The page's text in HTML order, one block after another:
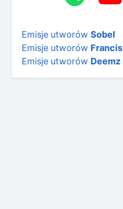
Emisje utworów Sobel
Emisje utworów Francis
Emisje utworów Deemz